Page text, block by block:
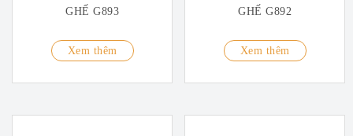
GHẾ G893
Xem thêm
GHẾ G892
Xem thêm